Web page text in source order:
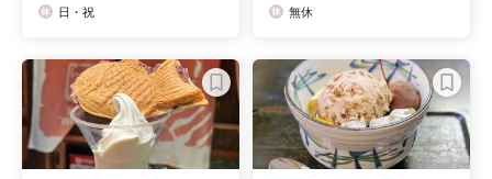
日・祝
無休